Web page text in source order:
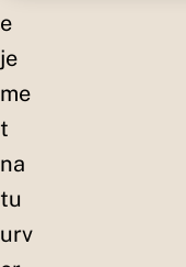
e
je
me
t
na
tu
urv